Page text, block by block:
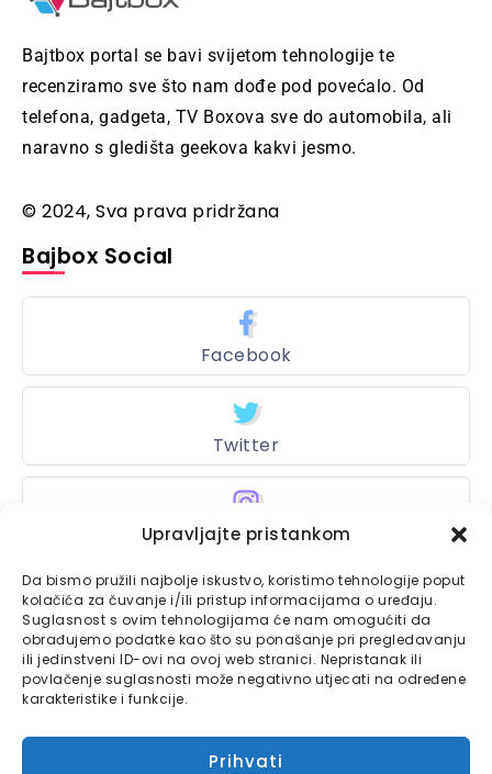
Upravljajte pristankom
Da bismo pružili najbolje iskustvo, koristimo tehnologije poput
kolačića za čuvanje i/ili pristup informacijama o uređaju.
Suglasnost s ovim tehnologijama će nam omogućiti da
obrađujemo podatke kao što su ponašanje pri pregledavanju
ili jedinstveni ID-ovi na ovoj web stranici. Nepristanak ili
povlačenje suglasnosti može negativno utjecati na određene
karakteristike i funkcije.
Prihvati
Bajtbox portal se bavi svijetom tehnologije te
recenziramo sve što nam dođe pod povećalo. Od
telefona, gadgeta, TV Boxova sve do automobila, ali
naravno s gledišta geekova kakvi jesmo.
© 2024, Sva prava pridržana
Bajbox Social
Facebook
Twitter
Instagram
Bajtbox
Linkovi
Kontaktirajte nas
Bajtbox koristi
usluge.